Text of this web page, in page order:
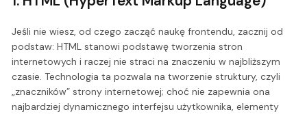
Jeśli nie wiesz, od czego zacząć naukę frontendu, zacznij od
podstaw: HTML stanowi podstawę tworzenia stron
internetowych i raczej nie straci na znaczeniu w najbliższym
czasie. Technologia ta pozwala na tworzenie struktury, czyli
„znaczników” strony internetowej; choć nie zapewnia ona
najbardziej dynamicznego interfejsu użytkownika, elementy